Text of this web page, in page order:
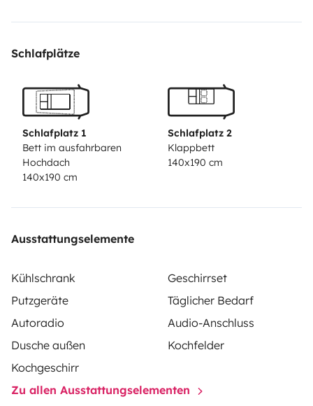
Schlafplätze
Schlafplatz 1
Bett im ausfahrbaren
Hochdach
140x190 cm
Schlafplatz 2
Klappbett
140x190 cm
Ausstattungselemente
Kühlschrank
Geschirrset
Putzgeräte
Täglicher Bedarf
Autoradio
Audio-Anschluss
Dusche außen
Kochfelder
Kochgeschirr
Zu allen Ausstattungselementen